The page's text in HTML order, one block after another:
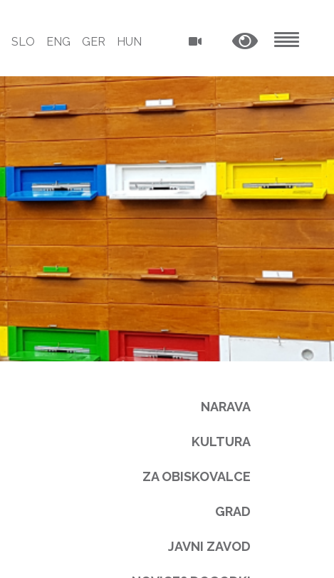
SLO ENG GER HUN
NARAVA
KULTURA
ZA OBISKOVALCE
GRAD
JAVNI ZAVOD